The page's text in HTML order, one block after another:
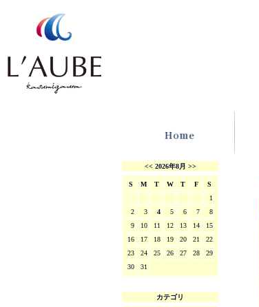
<< 2026年8月 >>
S M T W T F
S
1
2
3 4 5 6 7
8
9
10 11 12 13 14
15
16
17 18 19 20 21
22
23
24 25 26 27 28
29
30
31
カテゴリ